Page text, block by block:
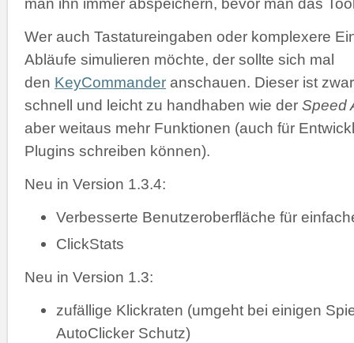
Wer auch Tastatureingaben oder komplexere
Abläufe simulieren möchte, der sollte sich mal
den KeyCommander anschauen. Dieser ist
schnell und leicht zu handhaben wie der Speed
aber weitaus mehr Funktionen (auch für
Plugins schreiben können).
Neu in Version 1.3.4:
Verbesserte Benutzeroberfläche für
ClickStats
Neu in Version 1.3:
zufällige Klickraten (umgeht bei einigen
AutoClicker Schutz)